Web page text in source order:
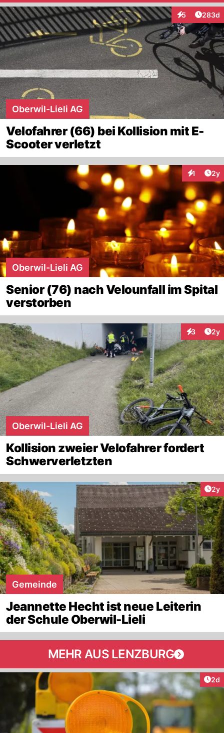
5
Interaktionen
283d
Oberwil-Lieli AG
Velofahrer (66) bei Kollision mit E-
Scooter verletzt
1 2y
Oberwil-Lieli AG
Senior (76) nach Velounfall im Spital
verstorben
3 2y
Oberwil-Lieli AG
Kollision zweier Velofahrer fordert
Schwerverletzten
2y
Gemeinde
Jeannette Hecht ist neue Leiterin
der Schule Oberwil-Lieli
MEHR AUS LENZBURG
2d